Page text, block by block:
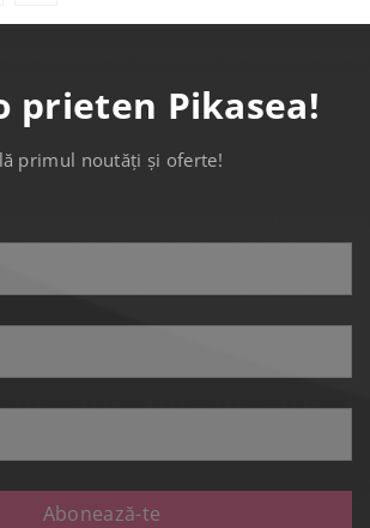
prieten Pikasea!
primul noutăți și oferte!
Abonează-te